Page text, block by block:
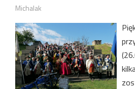
Michalak